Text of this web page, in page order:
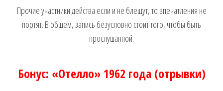
Прочие участники действа если и не блещут, то впечатления не
портят. В общем, запись безусловно стоит того, чтобы быть
прослушанной.
Бонус: «Отелло» 1962 года (отрывки)